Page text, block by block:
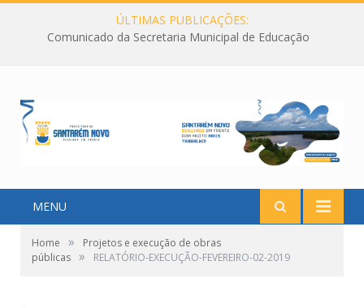
ÚLTIMAS PUBLICAÇÕES:
Comunicado da Secretaria Municipal de Educação
MENU
Home »
Projetos e execução de obras
públicas » RELATÓRIO-EXECUÇÃO-FEVEREIRO-02-2019